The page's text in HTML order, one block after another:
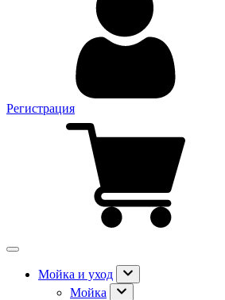
Регистрация
Мойка и уход
Мойка